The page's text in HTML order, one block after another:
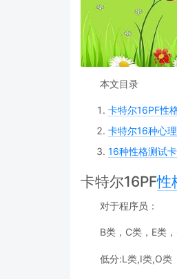
本文目录
卡特尔16PF性
卡特尔16种心
16种性格测试
卡特尔16PF性
对于程序员：
B类，C类，E类
低分:L类,I类,O类